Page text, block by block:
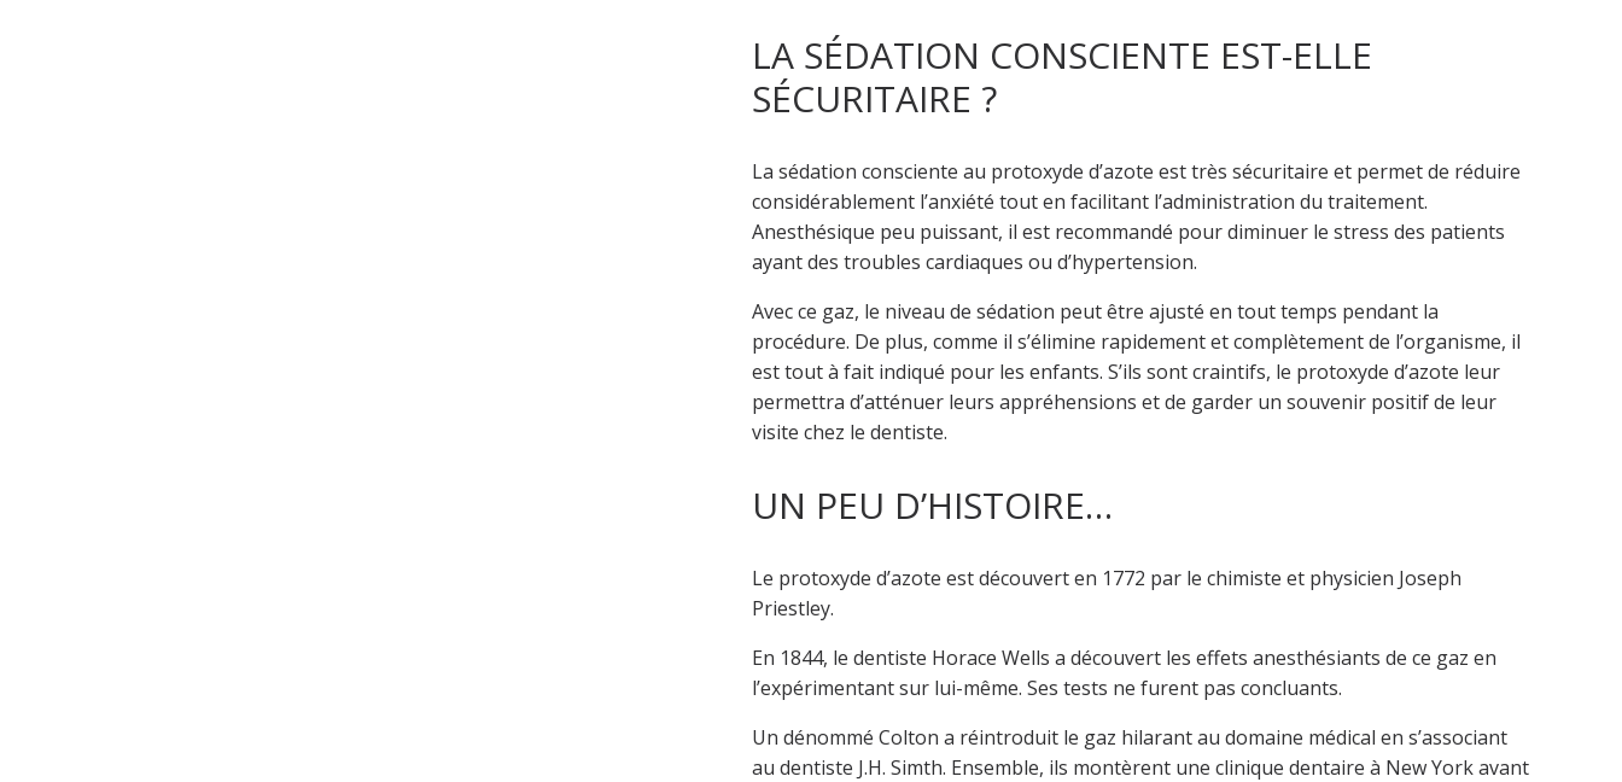
LA SÉDATION CONSCIENTE EST-ELLE
SÉCURITAIRE ?
La sédation consciente au protoxyde d’azote est très sécuritaire et permet de réduire
considérablement l’anxiété tout en facilitant l’administration du traitement.
Anesthésique peu puissant, il est recommandé pour diminuer le stress des patients
ayant des troubles cardiaques ou d’hypertension.
Avec ce gaz, le niveau de sédation peut être ajusté en tout temps pendant la
procédure. De plus, comme il s’élimine rapidement et complètement de l’organisme, il
est tout à fait indiqué pour les enfants. S’ils sont craintifs, le protoxyde d’azote leur
permettra d’atténuer leurs appréhensions et de garder un souvenir positif de leur
visite chez le dentiste.
UN PEU D’HISTOIRE…
Le protoxyde d’azote est découvert en 1772 par le chimiste et physicien Joseph
Priestley.
En 1844, le dentiste Horace Wells a découvert les effets anesthésiants de ce gaz en
l’expérimentant sur lui-même. Ses tests ne furent pas concluants.
Un dénommé Colton a réintroduit le gaz hilarant au domaine médical en s’associant
au dentiste J.H. Simth. Ensemble, ils montèrent une clinique dentaire à New York avant